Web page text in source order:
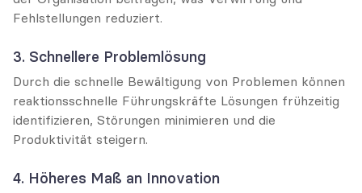
Fehlstellungen reduziert.
3. Schnellere Problemlösung
Durch die schnelle Bewältigung von Problemen können
reaktionsschnelle Führungskräfte Lösungen frühzeitig
identifizieren, Störungen minimieren und die
Produktivität steigern.
4. Höheres Maß an Innovation